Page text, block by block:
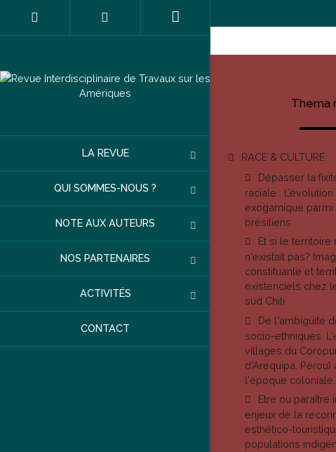
LA REVUE
QUI SOMMES-NOUS ?
NOTE AUX AUTEURS
NOS PARTENAIRES
ACTIVITÉS
CONTACT
Thema
RACE & CULTURE
Dépasser la
raciale :
exogamique parmi
brésiliens
Et si le territoire
n'existait pas?
constituante et
existenciels chez
sud Chili
De l'ambigüité
socio-ethniques.
villages du
d'Arequipa, Pérou)
l'époque coloniale.
Etre ou paraître
enjeux de la
esthético-
populations